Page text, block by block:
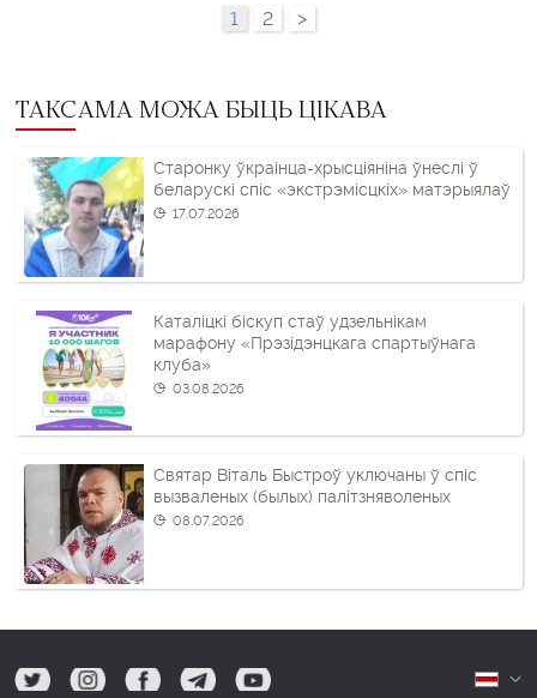
1 2 >
ТАКСАМА МОЖА БЫЦЬ ЦІКАВА
Старонку ўкраінца-хрысціяніна ўнеслі ў
беларускі спіс «экстрэмісцкіх» матэрыялаў
17.07.2026
Каталіцкі біскуп стаў удзельнікам
марафону «Прэзідэнцкага спартыўнага
клуба»
03.08.2026
Святар Віталь Быстроў уключаны ў спіс
вызваленых (былых) палітзняволеных
08.07.2026
tw ig fb tg yt